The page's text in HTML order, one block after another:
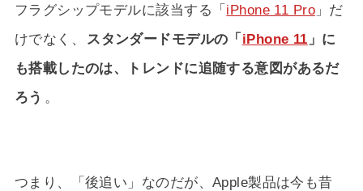
フラグシップモデルに該当する「iPhone 11 Pro 」だ
けでなく、
スタンダードモデルの「iPhone 11 」に
も搭載したのは、トレンドに追随する意図があるだ
ろう 。
つまり、「後追い」なのだが、Apple製品は今も昔